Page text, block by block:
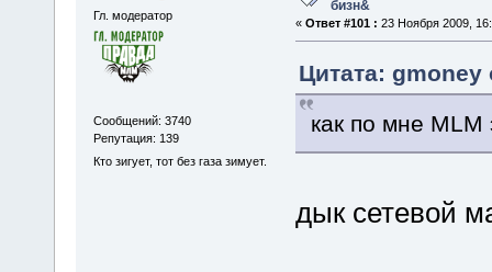
Гл. модератор
Сообщений: 3740
Репутация: 139
Кто зигует, тот без газа зимует.
бизн&
« Ответ #101 : 23 Ноября 2009,
Цитата: gmoney
как по мне MLM
дык сетевой